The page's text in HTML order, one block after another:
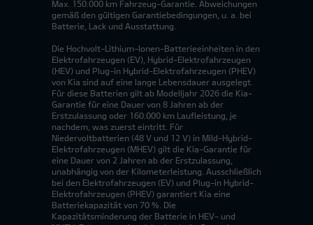
Max. 150.000 km Fahrzeug-Garantie. Abweichungen
gemäß den gültigen Garantiebedingungen, u. a. bei
Batterie, Lack und Ausstattung.
Die Hochvolt-Lithium-Ionen-Batterieeinheiten in den
Elektrofahrzeugen (EV), Hybrid-Elektrofahrzeugen
(HEV) und Plug-in Hybrid-Elektrofahrzeugen (PHEV)
von Kia sind auf eine lange Lebensdauer ausgelegt.
Für diese Batterien gilt ab Modelljahr 2026 die Kia-
Garantie für eine Dauer von 8 Jahren ab der
Erstzulassung oder 160.000 km Laufleistung, je
nachdem, was zuerst eintritt. Für
Niedervoltbatterien (48 V und 12 V) in Mild-Hybrid-
Elektrofahrzeugen (MHEV) gilt die Kia-Garantie für
eine Dauer von 2 Jahren ab der Erstzulassung,
unabhängig von der Kilometerleistung. Ausschließlich
bei den Elektrofahrzeugen (EV) und Plug-in Hybrid-
Elektrofahrzeugen (PHEV) garantiert Kia eine
Batteriekapazität von 70 %. Die
Kapazitätsminderung der Batterie in HEV- und